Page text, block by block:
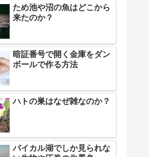
ため池や沼の魚はどこから
来たのか？
暗証番号で開く金庫をダン
ボールで作る方法
ハトの巣はなぜ雑なのか？
バイカル湖でしか見られな